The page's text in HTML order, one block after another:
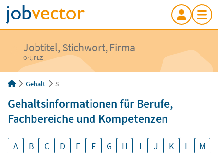
Jobtitel, Stichwort, Firma
Ort, PLZ
Gehalt S
Gehaltsinformationen für Berufe,
Fachbereiche und Kompetenzen
A B C D E F G H I J K L
M